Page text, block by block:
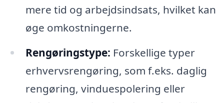
mere tid og arbejdsindsats, hvilket kan
øge omkostningerne.
Rengøringstype: Forskellige typer
erhvervsrengøring, som f.eks. daglig
rengøring, vinduespolering eller